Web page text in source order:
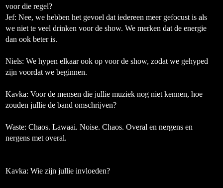
voor die regel?
Jef: Nee, we hebben het gevoel dat iedereen meer gefocust is als
we niet te veel drinken voor de show. We merken dat de energie
dan ook beter is.
Niels: We hypen elkaar ook op voor de show, zodat we gehyped
zijn voordat we beginnen.
Kavka: Voor de mensen die jullie muziek nog niet kennen, hoe
zouden jullie de band omschrijven?
Waste: Chaos. Lawaai. Noise. Chaos. Overal en nergens en
nergens met overal.
Kavka: Wie zijn jullie invloeden?